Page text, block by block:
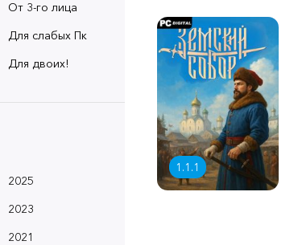
От 3-го лица
Для слабых Пк
Для двоих!
2025
2023
2021
1.1.1